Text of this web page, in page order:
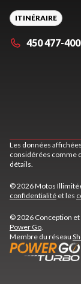
ITINÉRAIRE
450 477-
Les données
considérées comme
détails.
© 2026 Motos
confidentialité et les
© 2026 Conception
Power Go.
Membre du réseau